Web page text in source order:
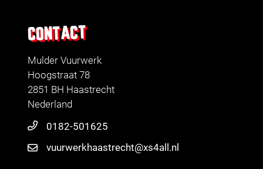
CONTACT
Mulder Vuurwerk
Hoogstraat 78
2851 BH Haastrecht
Nederland
0182-501625
vuurwerkhaastrecht@xs4all.nl